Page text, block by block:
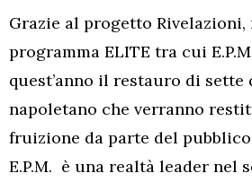
Grazie al progetto Rivelazioni,
programma ELITE tra cui
quest’anno il restauro di sette
napoletano che verranno
fruizione da parte del
E.P.M. è una realtà leader nel